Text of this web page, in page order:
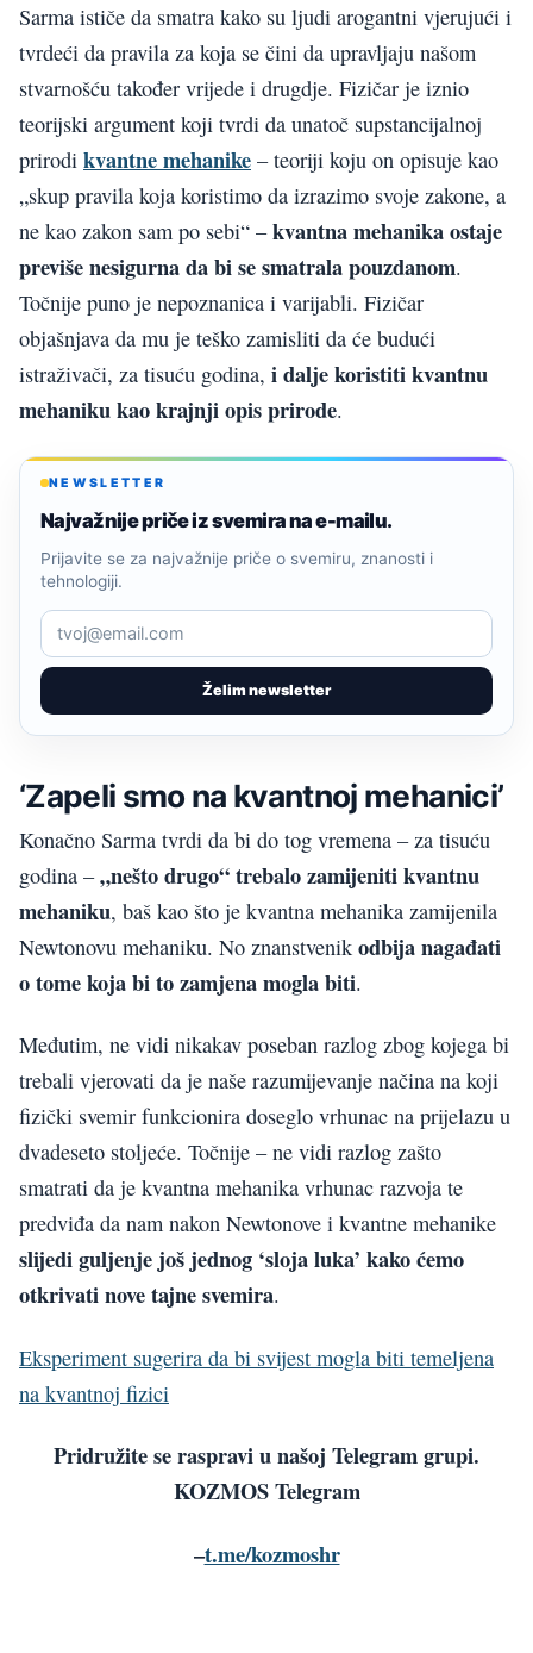
Sarma ističe da smatra kako su ljudi arogantni vjerujući i
tvrdeći da pravila za koja se čini da upravljaju našom
stvarnošću također vrijede i drugdje. Fizičar je iznio
teorijski argument koji tvrdi da unatoč supstancijalnoj
prirodi kvantne mehanike – teoriji koju on opisuje kao
„skup pravila koja koristimo da izrazimo svoje zakone, a
ne kao zakon sam po sebi“ –kvantna mehanika ostaje
previše nesigurna da bi se smatrala pouzdanom.
Točnije puno je nepoznanica i varijabli. Fizičar
objašnjava da mu je teško zamisliti da će budući
istraživači, za tisuću godina, i dalje koristiti kvantnu
mehaniku kao krajnji opis prirode.
NEWSLETTER
Najvažnije priče iz svemira na e-mailu.
Želim newsletter
Prijavite se za najvažnije priče o svemiru, znanosti i
tehnologiji.
‘Zapeli smo na kvantnoj mehanici’
Konačno Sarma tvrdi da bi do tog vremena – za tisuću
godina –„nešto drugo“ trebalo zamijeniti kvantnu
mehaniku, baš kao što je kvantna mehanika zamijenila
Newtonovu mehaniku. No znanstvenik odbija nagađati
o tome koja bi to zamjena mogla biti.
Međutim, ne vidi nikakav poseban razlog zbog kojega bi
trebali vjerovati da je naše razumijevanje načina na koji
fizički svemir funkcionira doseglo vrhunac na prijelazu u
dvadeseto stoljeće. Točnije – ne vidi razlog zašto
smatrati da je kvantna mehanika vrhunac razvoja te
predviđa da nam nakon Newtonove i kvantne mehanike
slijedi guljenje još jednog ‘sloja luka’ kako ćemo
otkrivati nove tajne svemira.
Eksperiment sugerira da bi svijest mogla biti temeljena
na kvantnoj fizici
Pridružite se raspravi u našoj Telegram grupi.
KOZMOS Telegram
–t.me/kozmoshr